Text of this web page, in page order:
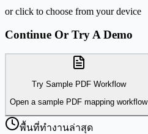
or click to choose from your device
Continue Or Try A Demo
Try Sample PDF Workflow
Open a sample PDF mapping workflow
พื้นที่ทำงานล่าสุด